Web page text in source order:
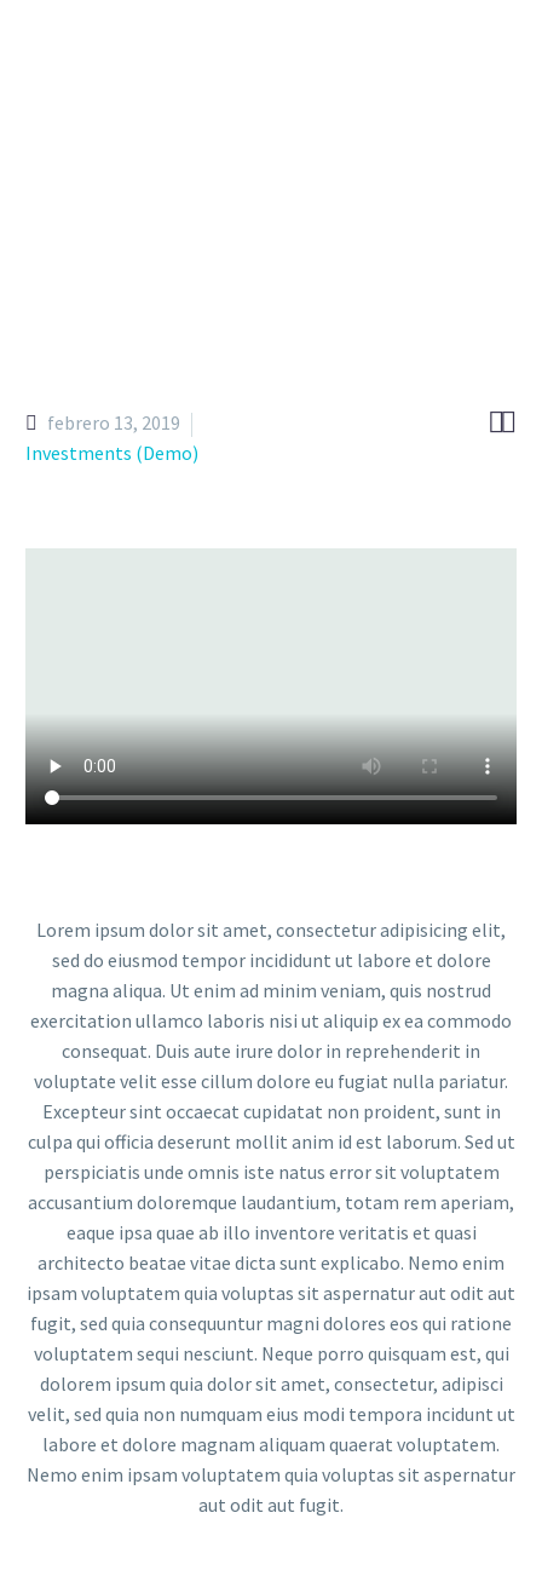

febrero 13, 2019
Investments (Demo)
Lorem ipsum dolor sit amet, consectetur adipisicing elit,
sed do eiusmod tempor incididunt ut labore et dolore
magna aliqua. Ut enim ad minim veniam, quis nostrud
exercitation ullamco laboris nisi ut aliquip ex ea commodo
consequat. Duis aute irure dolor in reprehenderit in
voluptate velit esse cillum dolore eu fugiat nulla pariatur.
Excepteur sint occaecat cupidatat non proident, sunt in
culpa qui officia deserunt mollit anim id est laborum. Sed ut
perspiciatis unde omnis iste natus error sit voluptatem
accusantium doloremque laudantium, totam rem aperiam,
eaque ipsa quae ab illo inventore veritatis et quasi
architecto beatae vitae dicta sunt explicabo. Nemo enim
ipsam voluptatem quia voluptas sit aspernatur aut odit aut
fugit, sed quia consequuntur magni dolores eos qui ratione
voluptatem sequi nesciunt. Neque porro quisquam est, qui
dolorem ipsum quia dolor sit amet, consectetur, adipisci
velit, sed quia non numquam eius modi tempora incidunt ut
labore et dolore magnam aliquam quaerat voluptatem.
Nemo enim ipsam voluptatem quia voluptas sit aspernatur
aut odit aut fugit.